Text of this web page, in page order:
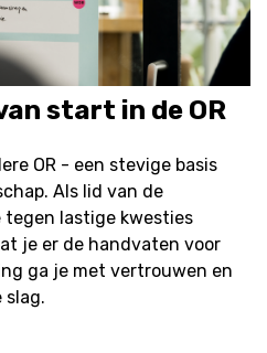
start in de OR
OR - een stevige basis
Als lid van de
tegen lastige kwesties
je er de handvaten voor
ga je met vertrouwen en
slag.